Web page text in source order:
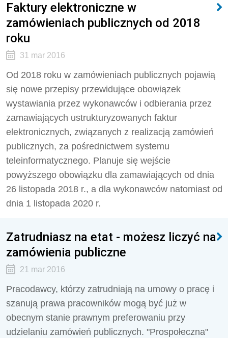
Faktury elektroniczne w
zamówieniach publicznych od 2018
roku
31 mar 2016
Od 2018 roku w zamówieniach publicznych pojawią
się nowe przepisy przewidujące obowiązek
wystawiania przez wykonawców i odbierania przez
zamawiających ustrukturyzowanych faktur
elektronicznych, związanych z realizacją zamówień
publicznych, za pośrednictwem systemu
teleinformatycznego. Planuje się wejście
powyższego obowiązku dla zamawiających od dnia
26 listopada 2018 r., a dla wykonawców natomiast od
dnia 1 listopada 2020 r.
Zatrudniasz na etat - możesz liczyć na
zamówienia publiczne
21 mar 2016
Pracodawcy, którzy zatrudniają na umowy o pracę i
szanują prawa pracowników mogą być już w
obecnym stanie prawnym preferowaniu przy
udzielaniu zamówień publicznych. "Prospołeczna"